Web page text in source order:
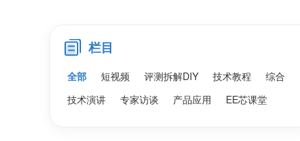
栏目
全部 短视频 评测拆解DIY 技术教程
综合
技术演讲
专家访谈 产品应用 EE芯课堂